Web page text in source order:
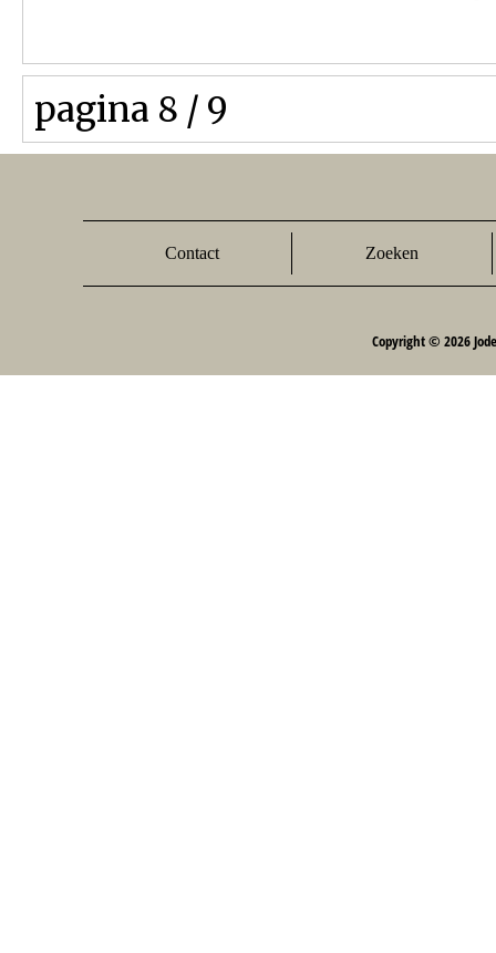
pagina 8 / 9
Contact Zoeken
Copyright © 2026